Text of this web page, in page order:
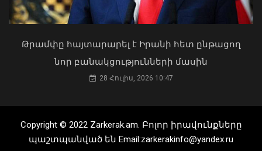
Խնձորեսկում զբոսաշրջիկներ
տեղափոխող ավտոմեքենան դուրս է
կանխել են հնարավոր ծանր
հետևանքները
Երկաթուղու շուրջ նոր ազդակ. ի՞նչ է
հայտարարությունը
07 Օգոստոս, 2026 12:37
Թրամփը հայտարարել է Իրանի հետ ընթացող
նոր բանակցությունների մասին
28 Հուլիս, 2026 10:47
Copyright © 2022 Zarkerak.am. Բոլոր իրավունքները
պաշտպանված են Email:zarkerakinfo@yandex.ru